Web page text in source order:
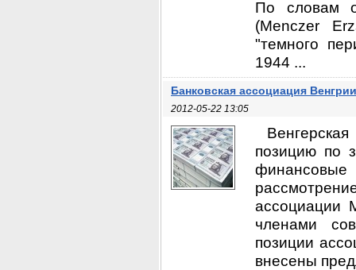
По словам
(Menczer
"темного
1944 ...
Банковская ассоциация
2012-05-22 13:05
позицию по
ассоциации
членами
позиции
внесены